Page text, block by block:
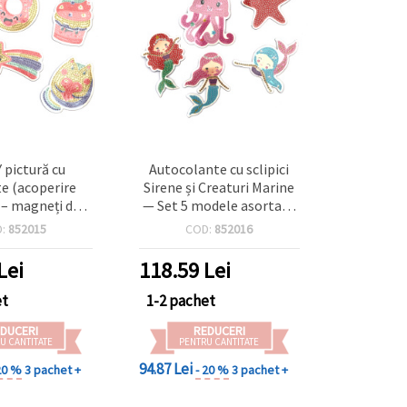
pictură cu
(acoperire
magneți de
5 modele
brioșă,
diamante
și spate
autoadeziv –
pentru copii
decor pentru
dulapuri
852015
CANTITATE
%3 pachet +
Autocolante cu sclipici
Sirene și Creaturi Marine
— Set 5 modele asortate
(3 sirene, caracatiță, stea
autoadezive multicolore
pentru crafturi copii,
scrapbooking și
COD: 852016
118.59Lei
1-2 pachet
REDUCERI
PENTRU CANTITATE
94.87 Lei- 20 %3 pachet +